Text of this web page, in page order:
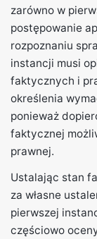
zarówno w
postępowanie
rozpoznaniu
instancji musi
faktycznych i
określenia
ponieważ
faktycznej
prawnej.
Ustalając stan
za własne
pierwszej
częściowo